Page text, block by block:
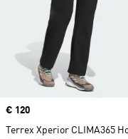
Price
€ 120
Terrex Xperior CLIMA365